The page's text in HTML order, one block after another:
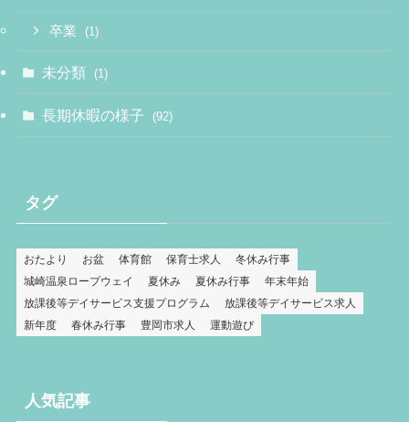
卒業 (1)
未分類 (1)
長期休暇の様子 (92)
タグ
おたより お盆 体育館 保育士求人
冬休み行事
城崎温泉ロープウェイ
夏休み 夏休み行事
年末年始
放課後等デイサービス支援プログラム
放課後等デイサービス求人
新年度
春休み行事 豊岡市求人 運動遊び
人気記事